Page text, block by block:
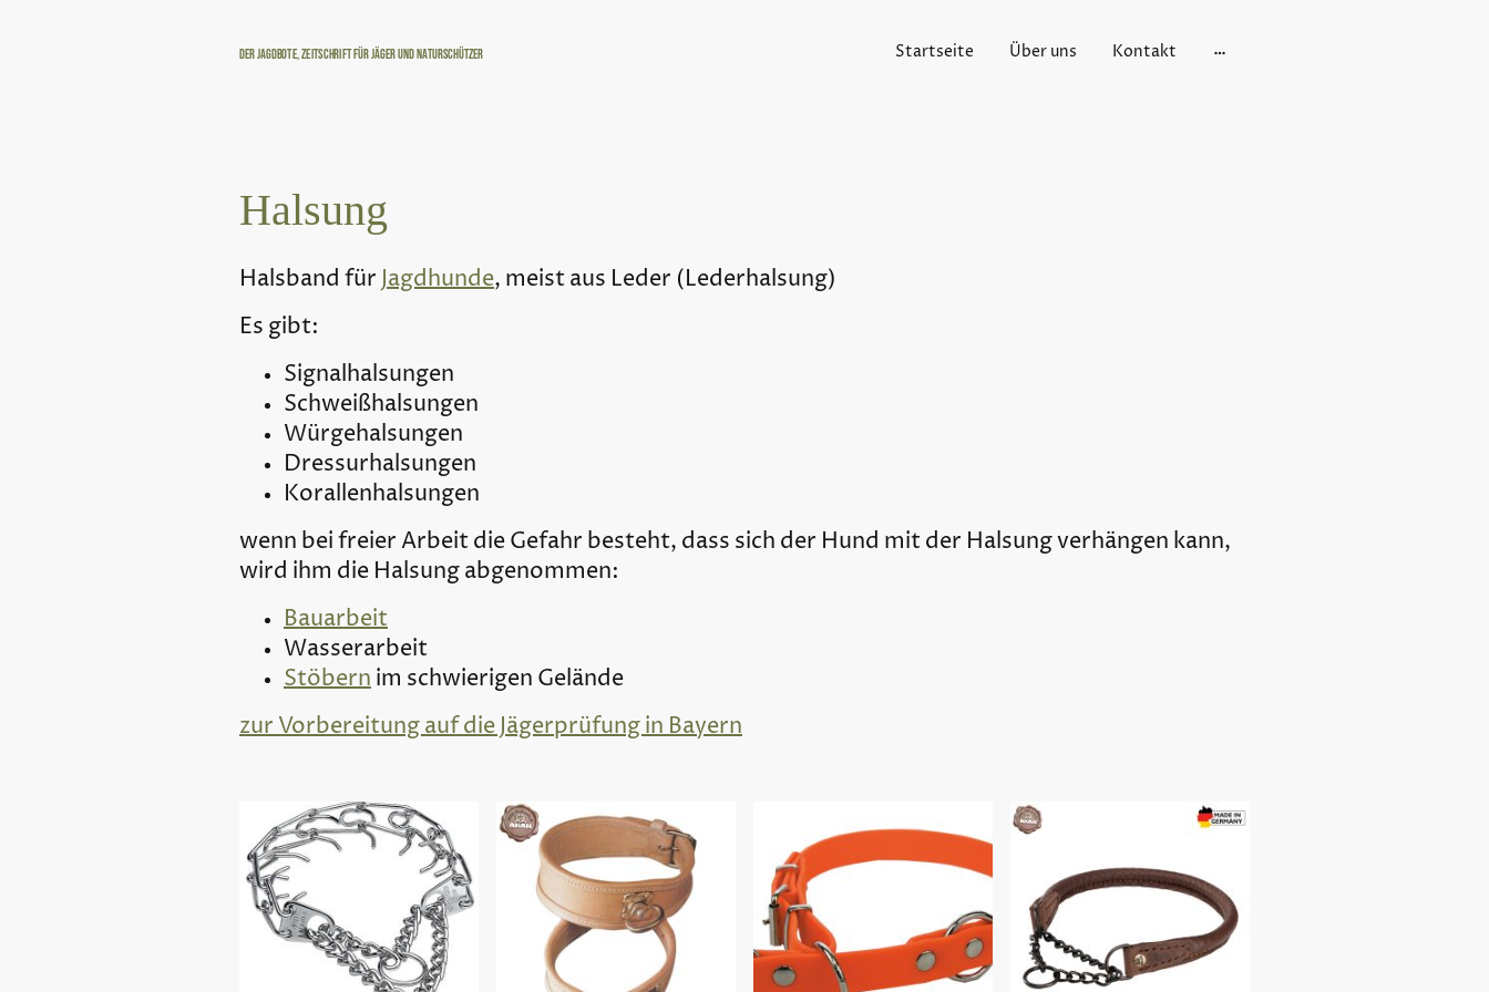
Der Jagdbote, Zeitschrift für Jäger und Naturschützer Startseite Über uns Kontakt
Halsung
Halsband fürJagdhunde, meist aus Leder (Lederhalsung)
Es gibt:
Signalhalsungen
Schweißhalsungen
Würgehalsungen
Dressurhalsungen
Korallenhalsungen
wenn bei freier Arbeit die Gefahr besteht, dass sich der Hund mit der Halsung verhängen kann,
wird ihm die Halsung abgenommen:
Bauarbeit
Wasserarbeit
Stöbernim schwierigen Gelände
zur Vorbereitung auf die Jägerprüfung in Bayern